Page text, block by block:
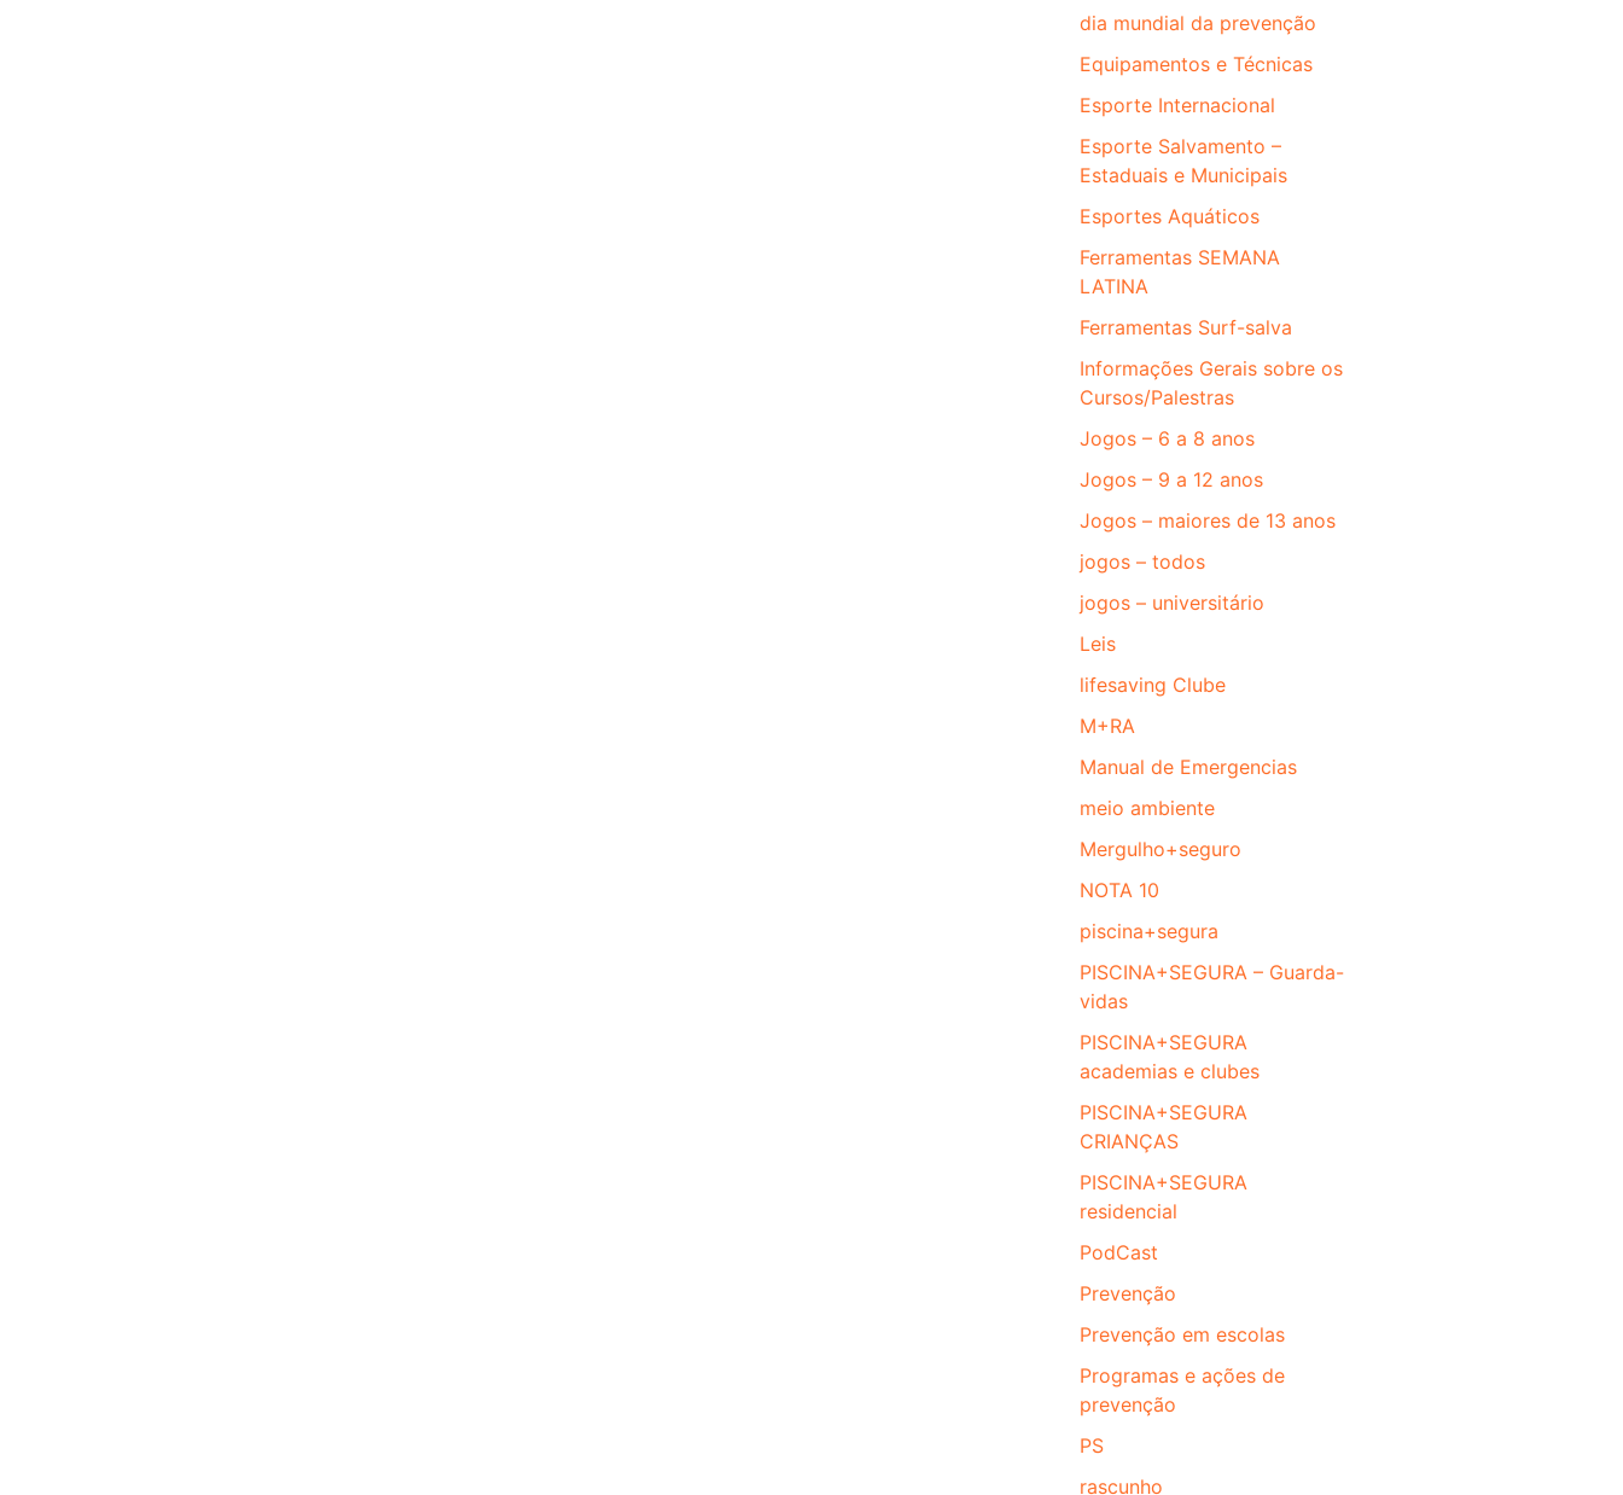
dia mundial da prevenção
Equipamentos e Técnicas
Esporte Internacional
Esporte Salvamento –
Estaduais e Municipais
Esportes Aquáticos
Ferramentas SEMANA
LATINA
Ferramentas Surf-salva
Informações Gerais sobre os
Cursos/Palestras
Jogos – 6 a 8 anos
Jogos – 9 a 12 anos
Jogos – maiores de 13 anos
jogos – todos
jogos – universitário
Leis
lifesaving Clube
M+RA
Manual de Emergencias
meio ambiente
Mergulho+seguro
NOTA 10
piscina+segura
PISCINA+SEGURA – Guarda-
vidas
PISCINA+SEGURA
academias e clubes
PISCINA+SEGURA
CRIANÇAS
PISCINA+SEGURA
residencial
PodCast
Prevenção
Prevenção em escolas
Programas e ações de
prevenção
PS
rascunho